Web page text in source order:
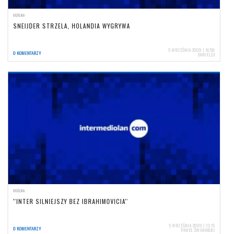
OGÓLNA
SNEIJDER STRZELA, HOLANDIA WYGRYWA
0 KOMENTARZY 5 WRZEŚNIA 2009 | 16:58
DANIELLO
OGÓLNA
''INTER SILNIEJSZY BEZ IBRAHIMOVICIA''
0 KOMENTARZY 5 WRZEŚNIA 2009 | 13:15
PAWEŁ ŚWINARSKI